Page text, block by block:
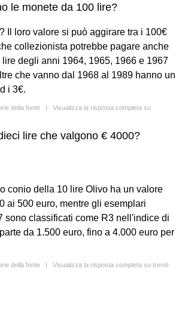
le monete da 100 lire?
Il loro valore si può aggirare tra i 100€
collezionista potrebbe pagare anche
degli anni 1964, 1965, 1966 e 1967
che vanno dal 1968 al 1989 hanno un
i 3€.
della fonte | Visualizza la risposta completa su
lire che valgono € 4000?
conio della 10 lire Olivo ha un valore
ai 500 euro, mentre gli esemplari
sono classificati come R3 nell'indice di
da 1.500 euro, fino a 4.000 euro per
della fonte | Visualizza la risposta completa su trend-